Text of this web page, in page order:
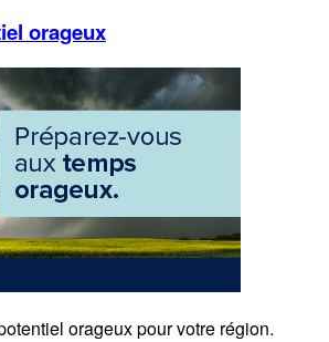
orageux
orageux pour votre région.